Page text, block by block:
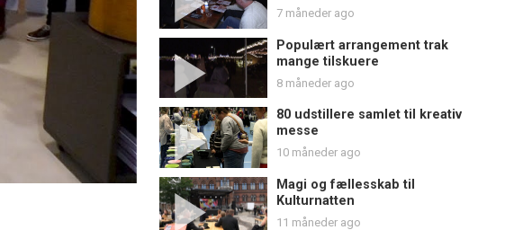
7 måneder ago
Populært arrangement trak
mange tilskuere
8 måneder ago
80 udstillere samlet til kreativ
messe
10 måneder ago
Magi og fællesskab til
Kulturnatten
11 måneder ago